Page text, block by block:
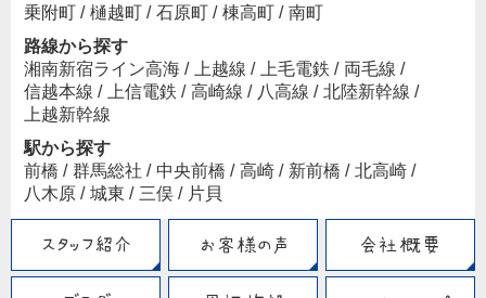
乗附町 / 樋越町 / 石原町 / 棟高町 / 南町
路線から探す
湘南新宿ライン高海 / 上越線 / 上毛電鉄 / 両毛線 /
信越本線 / 上信電鉄 / 高崎線 / 八高線 / 北陸新幹線 /
上越新幹線
駅から探す
前橋 / 群馬総社 / 中央前橋 / 高崎 / 新前橋 / 北高崎 /
八木原 / 城東 / 三俣 / 片貝